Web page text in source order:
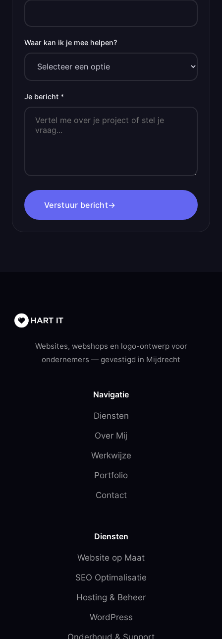
Waar kan ik je mee helpen?
Je bericht *
Verstuur bericht→
Websites, webshops en logo-ontwerp voor
ondernemers — gevestigd in Mijdrecht
Navigatie
Diensten
Over Mij
Werkwijze
Portfolio
Contact
Diensten
Website op Maat
SEO Optimalisatie
Hosting & Beheer
WordPress
Onderhoud & Support